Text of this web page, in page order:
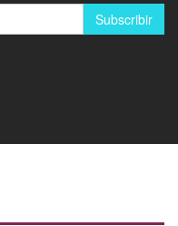
Subscribir